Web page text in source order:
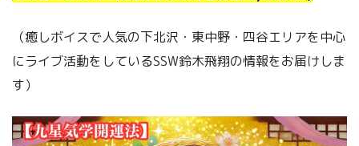
（癒しボイスで人気の下北沢・東中野・四谷エリアを中心
にライブ活動をしているSSW鈴木飛翔の情報をお届けしま
す）